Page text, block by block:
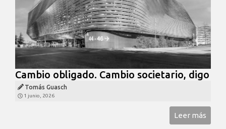
Cambio obligado. Cambio societario, digo
Tomás Guasch
1 junio, 2026
Leer más